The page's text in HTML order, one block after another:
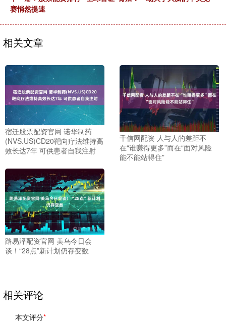
赛悄然提速
相关文章
宿迁股票配资官网 诺华制药
(NVS.US)CD20靶向疗法维持高
效长达7年 可供患者自我注射
千信网配资 人与人的差距不
在“谁赚得更多”而在“面对风险
能不能站得住”
路易泽配资官网 美乌今日会
谈！“28点”新计划仍存变数
相关评论
本文评分*